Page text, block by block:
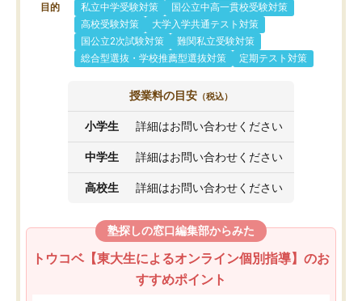
目的 私立中学受験対策
国公立中高一貫校受験対策
高校受験対策
大学入学共通テスト対策
国公立2次試験対策
難関私立受験対策
総合型選抜・学校推薦型選抜対策
定期テスト対策
授業料の目安 （税込）
小学生 詳細はお問い合わせください
中学生 詳細はお問い合わせください
高校生 詳細はお問い合わせください
塾探しの窓口編集部からみた
トウコベ【東大生によるオンライン個別指導】のお
すすめポイント